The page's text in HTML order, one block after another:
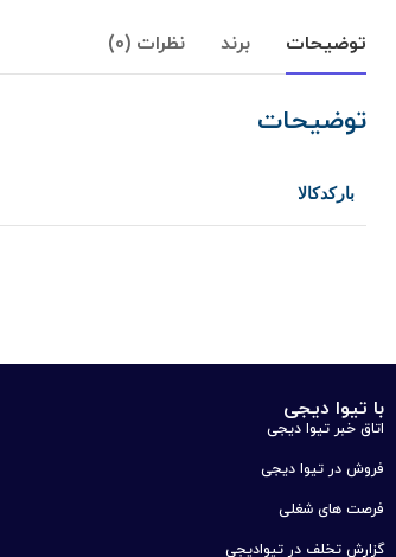
توضیحات برند نظرات (0)
توضیحات
بارکدکالا
با تیوا دیجی
اتاق خبر تیوا دیجی
فروش در تیوا دیجی
فرصت های شغلی
گزارش تخلف در تیوادیجی